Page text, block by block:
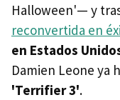
Halloween'— y
reconvertida en
en Estados
Damien Leone ya
'Terrifier 3'.